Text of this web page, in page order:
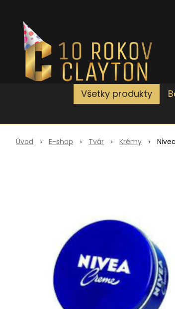
Všetky produkty
Úvod E-shop Tvár Krémy